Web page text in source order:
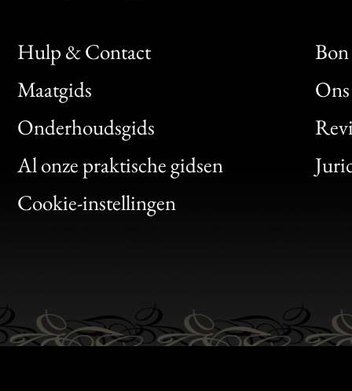
Hulp & Contact
Maatgids
Onderhoudsgids
Al onze praktische gidsen
Cookie-instellingen
Bon
Clic